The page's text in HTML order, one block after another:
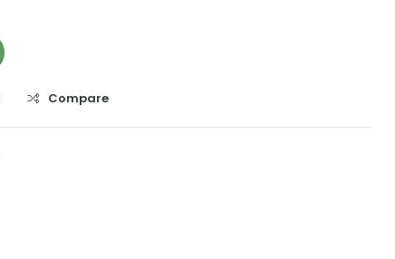
Compare